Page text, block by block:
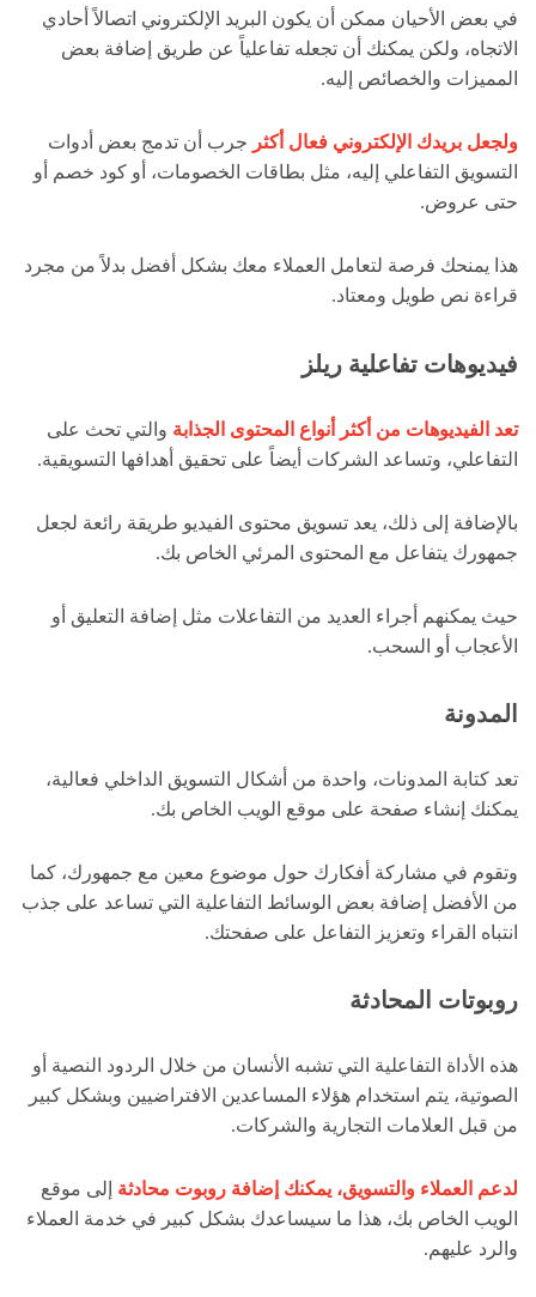
في بعض الأحيان ممكن أن يكون البريد الإلكتروني اتصالاً أحادي
الاتجاه، ولكن يمكنك أن تجعله تفاعلياً عن طريق إضافة بعض
المميزات والخصائص إليه.
ولجعل بريدك الإلكتروني فعال أكثر جرب أن تدمج بعض أدوات
التسويق التفاعلي إليه، مثل بطاقات الخصومات، أو كود خصم أو
حتى عروض.
هذا يمنحك فرصة لتعامل العملاء معك بشكل أفضل بدلاً من مجرد
قراءة نص طويل ومعتاد.
فيديوهات تفاعلية ريلز
تعد الفيديوهات من أكثر أنواع المحتوى الجذابة والتي تحث على
التفاعلي، وتساعد الشركات أيضاً على تحقيق أهدافها التسويقية.
بالإضافة إلى ذلك، يعد تسويق محتوى الفيديو طريقة رائعة لجعل
جمهورك يتفاعل مع المحتوى المرئي الخاص بك.
حيث يمكنهم أجراء العديد من التفاعلات مثل إضافة التعليق أو
الأعجاب أو السحب.
المدونة
تعد كتابة المدونات، واحدة من أشكال التسويق الداخلي فعالية،
يمكنك إنشاء صفحة على موقع الويب الخاص بك.
وتقوم في مشاركة أفكارك حول موضوع معين مع جمهورك، كما
من الأفضل إضافة بعض الوسائط التفاعلية التي تساعد على جذب
انتباه القراء وتعزيز التفاعل على صفحتك.
روبوتات المحادثة
هذه الأداة التفاعلية التي تشبه الأنسان من خلال الردود النصية أو
الصوتية، يتم استخدام هؤلاء المساعدين الافتراضيين وبشكل كبير
من قبل العلامات التجارية والشركات.
لدعم العملاء والتسويق، يمكنك إضافة روبوت محادثة إلى موقع
الويب الخاص بك، هذا ما سيساعدك بشكل كبير في خدمة العملاء
والرد عليهم.